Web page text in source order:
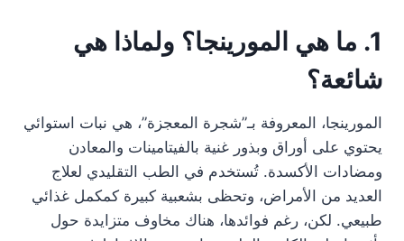
1. ما هي المورينجا؟ ولماذا هي
شائعة؟
المورينجا، المعروفة بـ”شجرة المعجزة”، هي نبات استوائي
يحتوي على أوراق وبذور غنية بالفيتامينات والمعادن
ومضادات الأكسدة. تُستخدم في الطب التقليدي لعلاج
العديد من الأمراض، وتحظى بشعبية كبيرة كمكمل غذائي
طبيعي. لكن، رغم فوائدها، هناك مخاوف متزايدة حول